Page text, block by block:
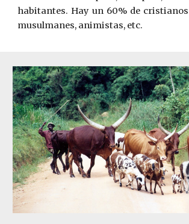
habitantes. Hay un 60% de
musulmanes, animistas, etc.